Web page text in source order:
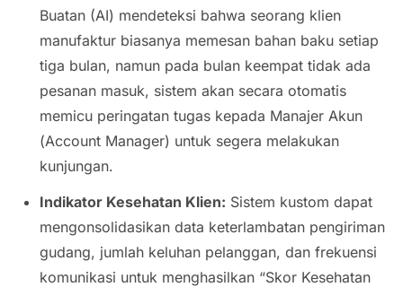
Buatan (AI) mendeteksi bahwa seorang klien
manufaktur biasanya memesan bahan baku setiap
tiga bulan, namun pada bulan keempat tidak ada
pesanan masuk, sistem akan secara otomatis
memicu peringatan tugas kepada Manajer Akun
(Account Manager) untuk segera melakukan
kunjungan.
Indikator Kesehatan Klien: Sistem kustom dapat
mengonsolidasikan data keterlambatan pengiriman
gudang, jumlah keluhan pelanggan, dan frekuensi
komunikasi untuk menghasilkan “Skor Kesehatan